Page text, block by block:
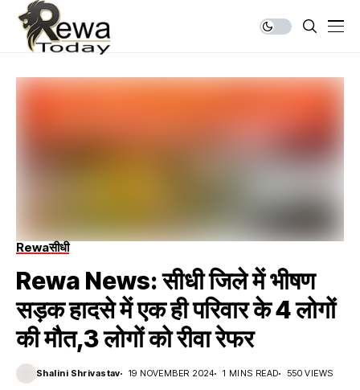
Rewaसीधी
Rewa News: सीधी जिले में भीषण
सड़क हादसे में एक ही परिवार के 4 लोगों
की मौत,3 लोगों को रीवा रेफर
Shalini Shrivastav 19 NOVEMBER 2024 1 MINS READ 550 VIEWS